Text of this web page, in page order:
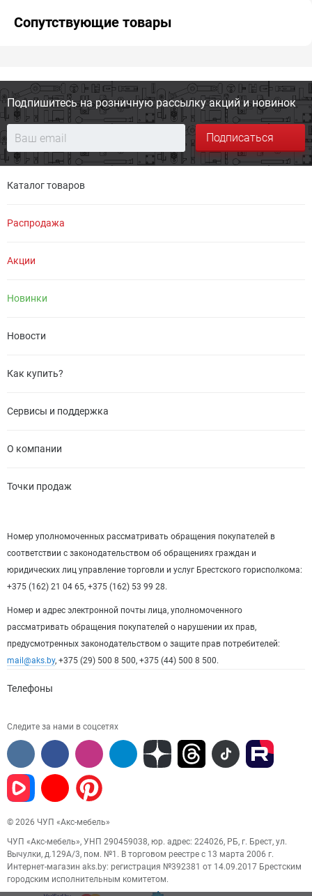
Сопутствующие товары
Подпишитесь на розничную рассылку акций и новинок
Подписаться
Каталог товаров
Распродажа
Акции
Новинки
Новости
Как купить?
Сервисы и поддержка
О компании
Точки продаж
Номер уполномоченных рассматривать обращения покупателей в
соответствии с законодательством об обращениях граждан и
юридических лиц управление торговли и услуг Брестского горисполкома:
+375 (162) 21 04 65, +375 (162) 53 99 28.
Номер и адрес электронной почты лица, уполномоченного
рассматривать обращения покупателей о нарушении их прав,
предусмотренных законодательством о защите прав потребителей:
mail@aks.by, +375 (29) 500 8 500, +375 (44) 500 8 500.
Телефоны
Следите за нами в соцсетях
© 2026 ЧУП «Акс-мебель»
ЧУП «Акс-мебель», УНП 290459038, юр. адрес: 224026, РБ, г. Брест, ул.
Вычулки, д.129А/3, пом. №1. В торговом реестре с 13 марта 2006 г.
Интернет-магазин aks.by: регистрация №392381 от 14.09.2017 Брестским
городским исполнительным комитетом.